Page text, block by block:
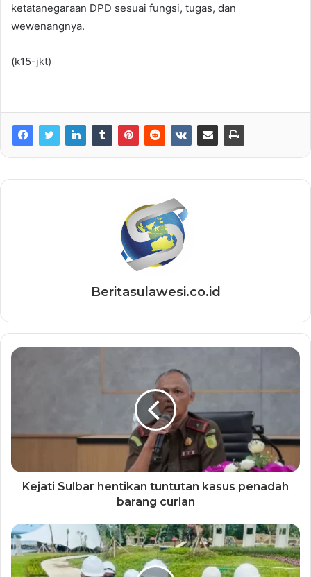
ketatanegaraan DPD sesuai fungsi, tugas, dan
wewenangnya.
(k15-jkt)
Beritasulawesi.co.id
Kejati Sulbar hentikan tuntutan kasus penadah
barang curian